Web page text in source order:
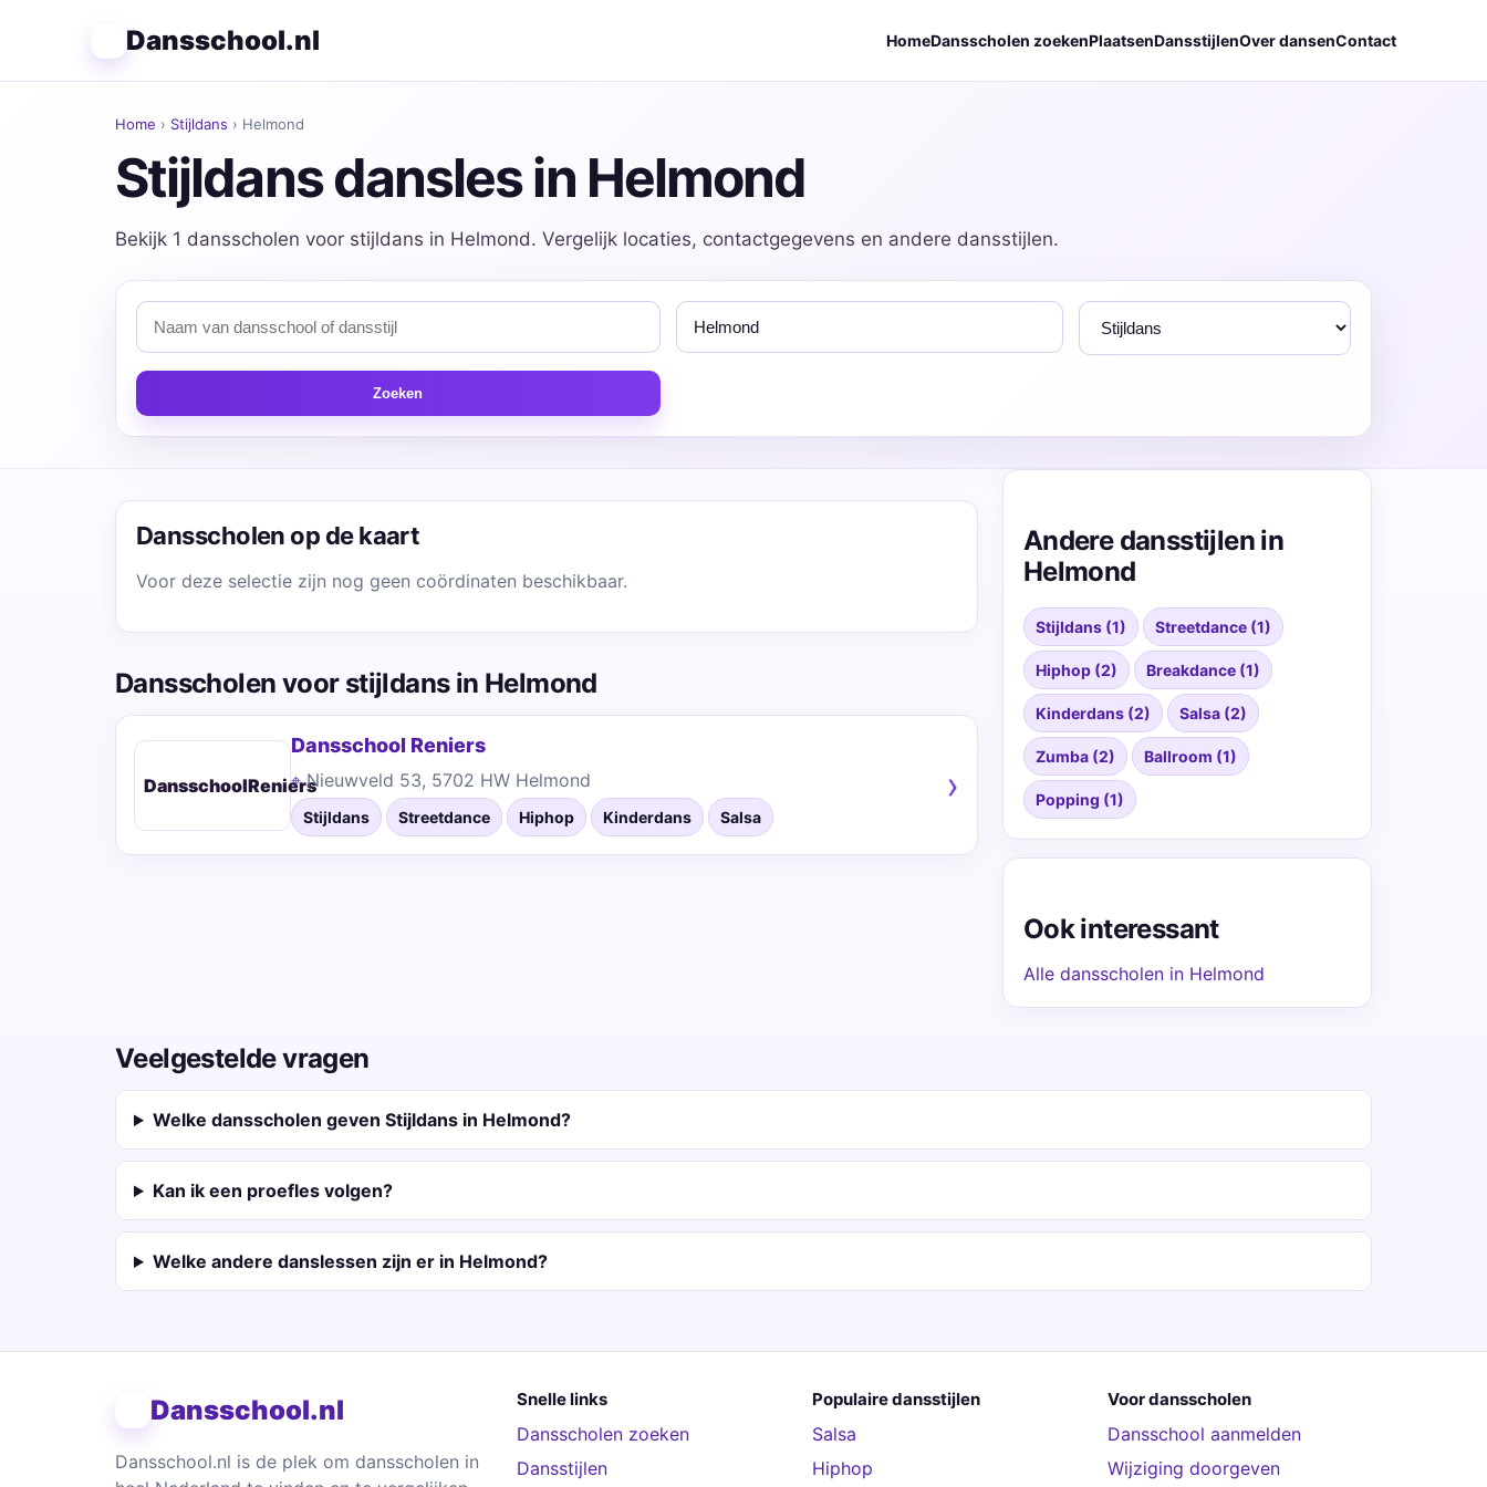
Dansschool.nl HomeDansscholen zoekenPlaatsenDansstijlenOver dansenContact
Home › Stijldans › Helmond
Stijldans dansles in Helmond
Bekijk 1 dansscholen voor stijldans in Helmond. Vergelijk locaties, contactgegevens en andere dansstijlen.
Zoeken
Dansscholen op de kaart
Voor deze selectie zijn nog geen coördinaten beschikbaar.
Dansscholen voor stijldans in Helmond
DansschoolReniers
Dansschool Reniers
Nieuwveld 53, 5702 HW Helmond
Stijldans Streetdance Hiphop Kinderdans Salsa
Andere dansstijlen in
Helmond
Stijldans (1) Streetdance (1)
Hiphop (2) Breakdance (1)
Kinderdans (2) Salsa (2)
Zumba (2) Ballroom (1)
Popping (1)
Ook interessant
Alle dansscholen in Helmond
Veelgestelde vragen
Welke dansscholen geven Stijldans in Helmond?
Kan ik een proefles volgen?
Welke andere danslessen zijn er in Helmond?
Dansschool.nl
Dansschool.nl is de plek om dansscholen in
Snelle links
Dansscholen zoeken
Dansstijlen
Populaire dansstijlen
Salsa
Hiphop
Voor dansscholen
Dansschool aanmelden
Wijziging doorgeven